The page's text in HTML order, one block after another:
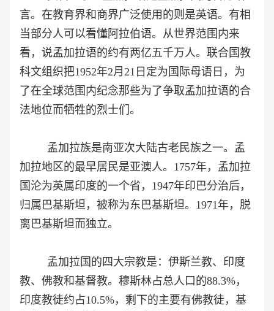
言。在教育界和商界广泛使用的则是英语。有相
当部分人可以看懂阿拉伯语。从世界范围内来
看，说孟加拉语的约有两亿五千万人。联合国教
科文组织把1952年2月21日定为国际母语日，为
了在全球范围内纪念那些为了争取孟加拉语的合
法地位而牺牲的烈士们。
孟加拉族是南亚次大陆古老民族之一。孟
加拉地区的最早居民是亚澳人。1757年，孟加拉
国沦为英属印度的一个省，1947年印巴分治后，
归属巴基斯坦，被称为东巴基斯坦。1971年，脱
离巴基斯坦而独立。
孟加拉国的四大宗教是：伊斯兰教、印度
教、佛教和基督教。穆斯林占总人口的88.3%，
印度教徒约占10.5%，剩下的主要有佛教徒，基